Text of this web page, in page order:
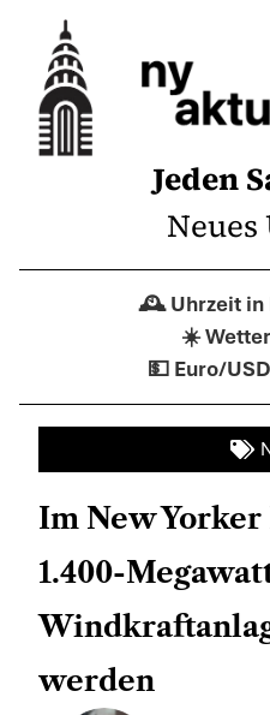
Jeden
Neues
Im New
1.400-
werden